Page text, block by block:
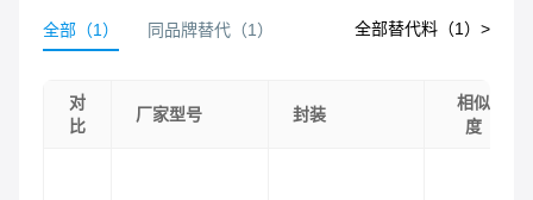
UL认证化合物，符合V-0阻燃等级
雾锡无铅电镀
全部 （1） 同品牌替代 （1 ） 全部替代料（1）>
对
比
厂家型号 封装
相似
度